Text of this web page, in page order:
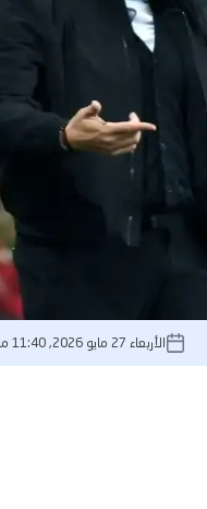
الأربعاء 27 مايو 2026, 11:40 مساءً